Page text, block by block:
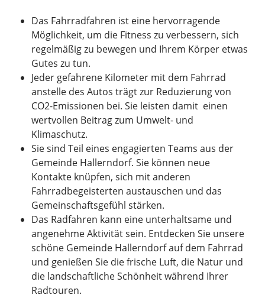
Das Fahrradfahren ist eine hervorragende
Möglichkeit, um die Fitness zu verbessern, sich
regelmäßig zu bewegen und Ihrem Körper etwas
Gutes zu tun.
Jeder gefahrene Kilometer mit dem Fahrrad
anstelle des Autos trägt zur Reduzierung von
CO2-Emissionen bei. Sie leisten damit einen
wertvollen Beitrag zum Umwelt- und
Klimaschutz.
Sie sind Teil eines engagierten Teams aus der
Gemeinde Hallerndorf. Sie können neue
Kontakte knüpfen, sich mit anderen
Fahrradbegeisterten austauschen und das
Gemeinschaftsgefühl stärken.
Das Radfahren kann eine unterhaltsame und
angenehme Aktivität sein. Entdecken Sie unsere
schöne Gemeinde Hallerndorf auf dem Fahrrad
und genießen Sie die frische Luft, die Natur und
die landschaftliche Schönheit während Ihrer
Radtouren.